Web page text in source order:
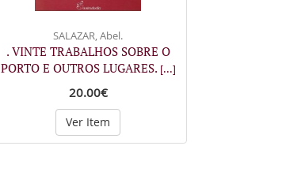
SALAZAR, Abel.
. VINTE TRABALHOS SOBRE O
PORTO E OUTROS LUGARES. [...]
20.00€
Ver Item